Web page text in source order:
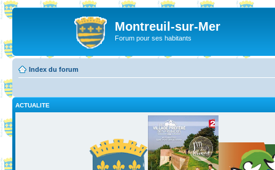
Montreuil-sur-Mer
Forum pour ses habitants
Index du forum
ACTUALITE